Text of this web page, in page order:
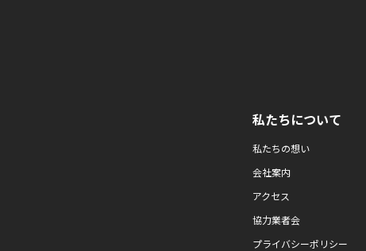
私たちについて
私たちの想い
会社案内
アクセス
協力業者会
プライバシーポリシー